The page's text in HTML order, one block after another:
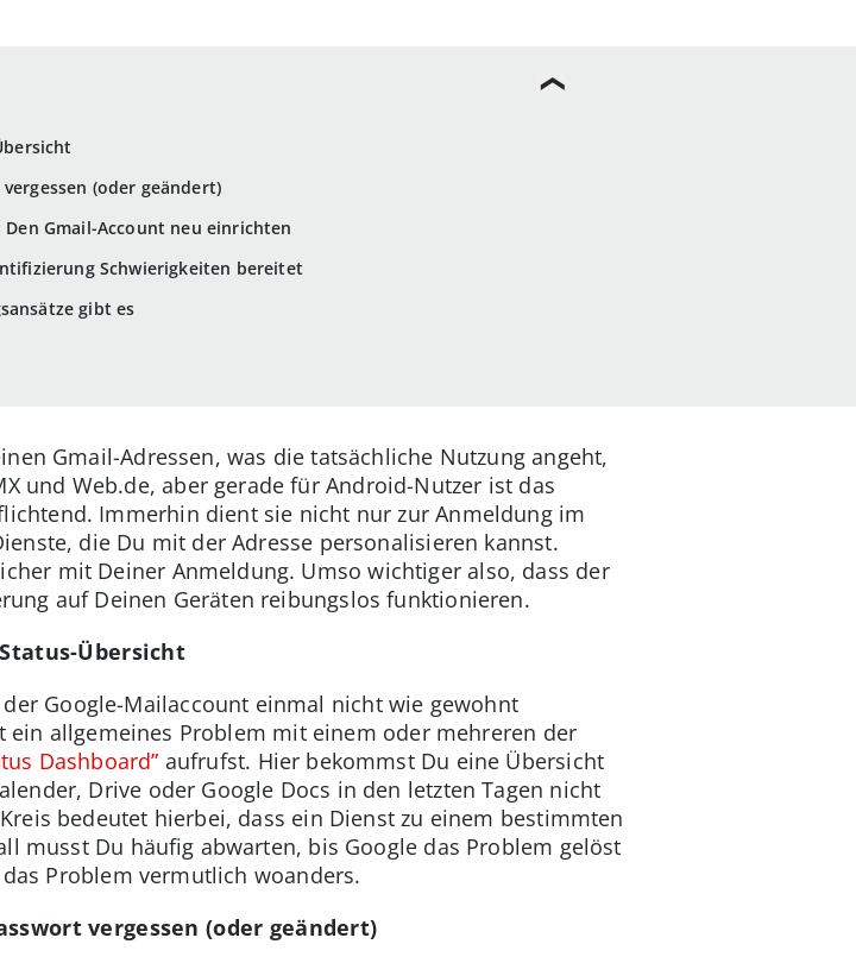
(oder geändert)
Gmail-Account neu einrichten
Schwierigkeiten bereitet
gibt es
Gmail-Adressen, was die tatsächliche Nutzung angeht,
und Web.de, aber gerade für Android-Nutzer ist das
Immerhin dient sie nicht nur zur Anmeldung im
die Du mit der Adresse personalisieren kannst.
mit Deiner Anmeldung. Umso wichtiger also, dass der
auf Deinen Geräten reibungslos funktionieren.
Übersicht
Google-Mailaccount einmal nicht wie gewohnt
allgemeines Problem mit einem oder mehreren der
Dashboard” aufrufst. Hier bekommst Du eine Übersicht
Drive oder Google Docs in den letzten Tagen nicht
bedeutet hierbei, dass ein Dienst zu einem bestimmten
musst Du häufig abwarten, bis Google das Problem gelöst
Problem vermutlich woanders.
vergessen (oder geändert)